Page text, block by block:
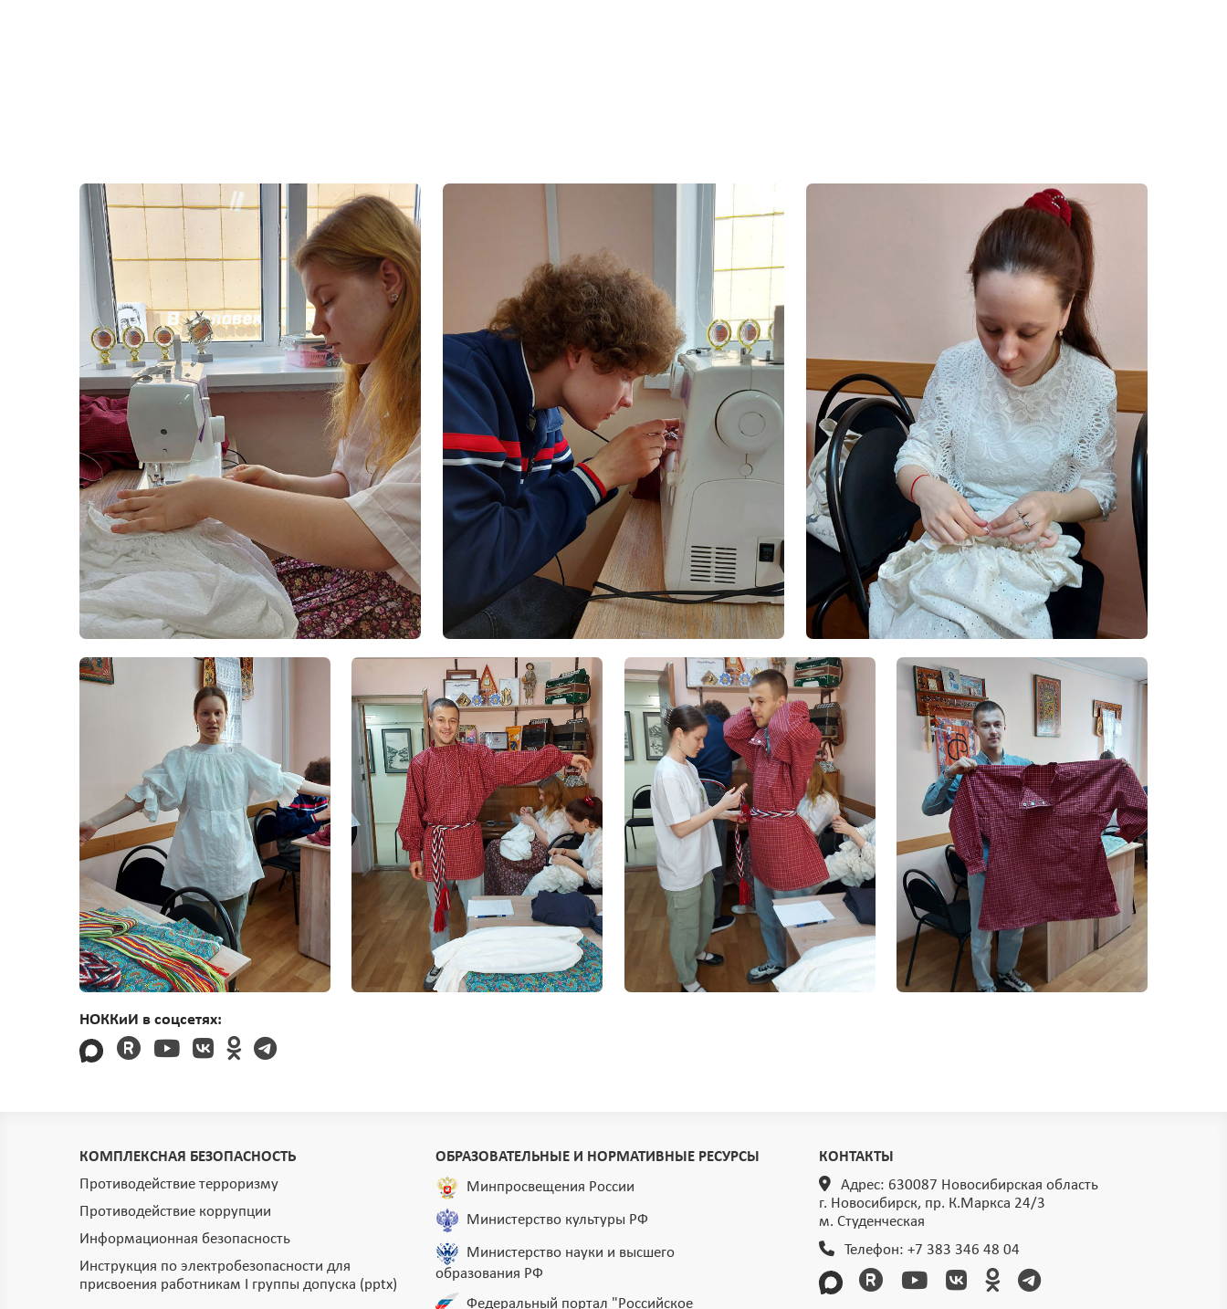
НОККиИ в соцсетях:
КОМПЛЕКСНАЯ БЕЗОПАСНОСТЬ
Противодействие терроризму
Противодействие коррупции
Информационная безопасность
Инструкция по электробезопасности для
присвоения работникам I группы допуска (pptx)
ОБРАЗОВАТЕЛЬНЫЕ И НОРМАТИВНЫЕ РЕСУРСЫ
Минпросвещения России
Министерство культуры РФ
Министерство науки и высшего
образования РФ
Федеральный портал "Российское
КОНТАКТЫ
Адрес: 630087 Новосибирская область
г. Новосибирск, пр. К.Маркса 24/3
м. Студенческая
Телефон: +7 383 346 48 04